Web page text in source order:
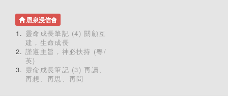
恩泉浸信會
靈命成長筆記 (4) 關顧互
建，生命成長
謹遵主旨，神必扶持 (粵/
英)
靈命成長筆記 (3) 再讀、
再想、再思、再問